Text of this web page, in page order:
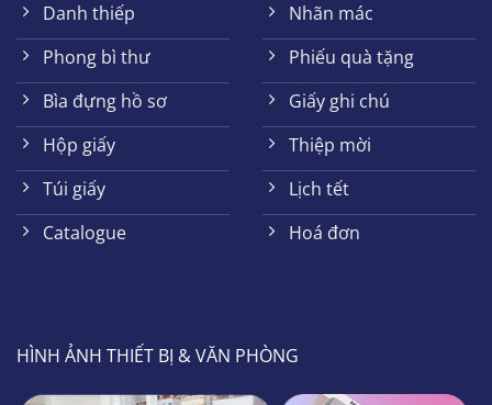
Danh thiếp
Phong bì thư
Bìa đựng hồ sơ
Hộp giấy
Túi giấy
Catalogue
Nhãn mác
Phiếu quà tặng
Giấy ghi chú
Thiệp mời
Lịch tết
Hoá đơn
HÌNH ẢNH THIẾT BỊ & VĂN PHÒNG